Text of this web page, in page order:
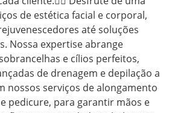
de estética facial e corporal,
até soluções
Nossa expertise abrange
e cílios perfeitos,
de drenagem e depilação a
nossos serviços de alongamento
pedicure, para garantir mãos e